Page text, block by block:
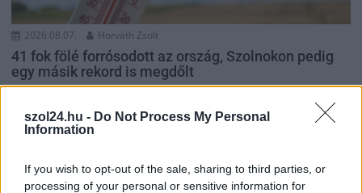
szol24.hu - Do Not Process My Personal
Information
If you wish to opt-out of the sale, sharing to third parties, or
processing of your personal or sensitive information for
2026.08.07. Horváth Zsolt
41 fok fölé forrósodott az ország, Szolnokon pedig
egy másik rekord is megdőlt
állomások csütörtökön: több településen is olyan értékek
születtek, amelyek átírták...